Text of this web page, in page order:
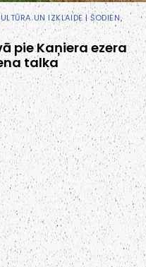
UN IZKLAIDE| ŠODIEN,
pie Kaņiera ezera
talka